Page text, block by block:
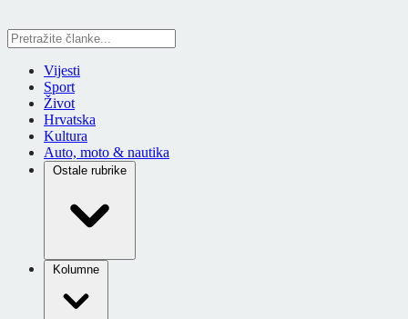
Vijesti
Sport
Život
Hrvatska
Kultura
Auto, moto & nautika
Ostale rubrike
Kolumne